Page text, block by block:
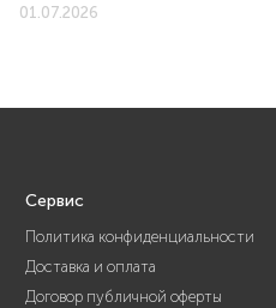
01.07.2026
Сервис
Политика конфиденциальности
Доставка и оплата
Договор публичной оферты